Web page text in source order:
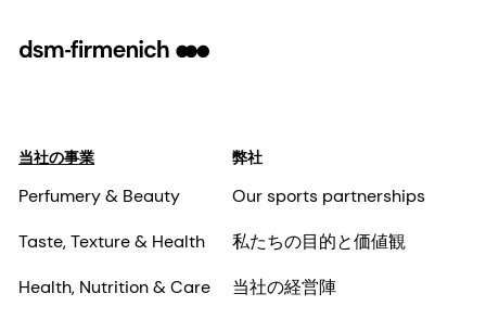
当社の事業
Perfumery & Beauty
Taste, Texture & Health
Health, Nutrition & Care
弊社
Our sports partnerships
私たちの目的と価値観
当社の経営陣